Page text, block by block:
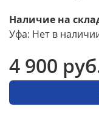
Наличие на
Уфа: Нет в
4 900